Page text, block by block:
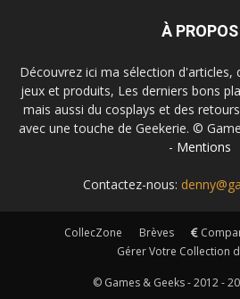
À PROPOS
Découvrez ici ma sélection d'articles,
jeux et produits, Les derniers bons
mais aussi du cosplays et des
avec une touche de Geekerie. ©
- Mentions
Contactez-nous:
CollecZone Brèves
Gérer Votre Collection
© Games & Geeks - 2012 -